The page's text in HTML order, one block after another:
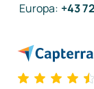
Europa: +43